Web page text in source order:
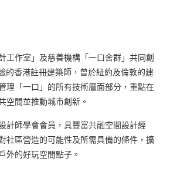
工作室」及慈善機構「一口舍群」共同創
的香港註冊建築師，曾於紐約及倫敦的建
理「一口」的所有技術層面部分，重點在
空間並推動城市創新。
計師學會會員，具豐富共融空間設計經
社區營造的可能性及所需具備的條件，擴
外的好玩空間點子。